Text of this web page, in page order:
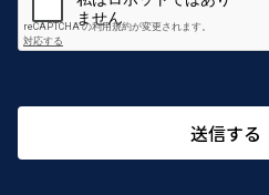
送信する